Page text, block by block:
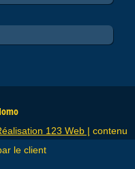
123 Web | contenu
le client